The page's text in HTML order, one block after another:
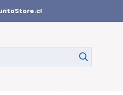
Ps
Calculadora